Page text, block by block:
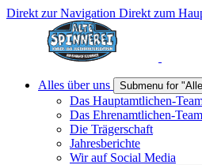
Direkt zur Navigation Direkt zum
Alles über uns Submenu for
Das Hauptamtlichen-
Das Ehrenamtlichen-Team
Die Trägerschaft
Jahresberichte
Wir auf Social Media